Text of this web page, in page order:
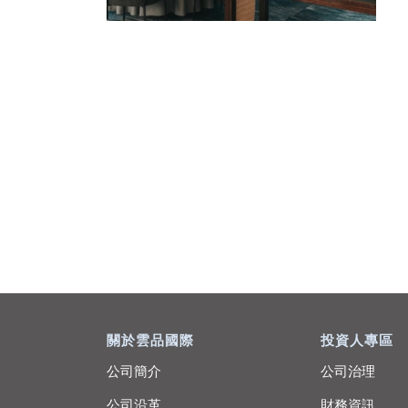
關於雲品國際
公司簡介
投資人專區
公司治理